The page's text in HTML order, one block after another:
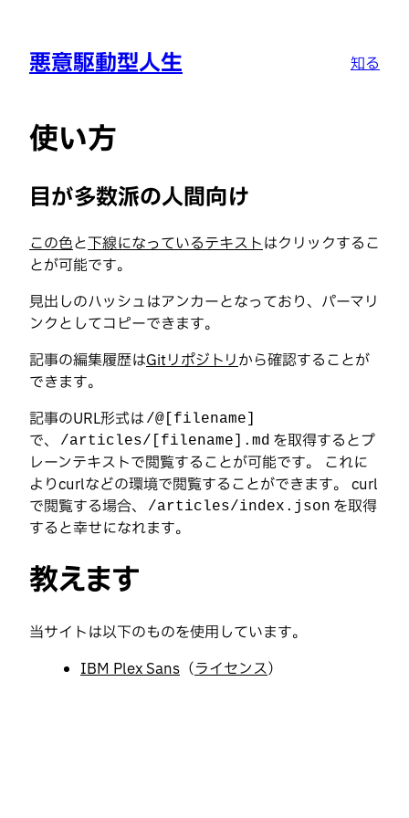
悪意駆動型人生 知る
使い方
目が多数派の人間向け
この色と下線になっているテキストはクリックするこ
とが可能です。
見出しのハッシュはアンカーとなっており、パーマリ
ンクとしてコピーできます。
記事の編集履歴はGitリポジトリから確認することが
できます。
記事のURL形式は /@[filename]
で、 /articles/[filename].md を取得するとプ
レーンテキストで閲覧することが可能です。 これに
よりcurlなどの環境で閲覧することができます。 curl
で閲覧する場合、
/articles/index.json を取得
すると幸せになれます。
教えます
当サイトは以下のものを使用しています。
IBM Plex Sans （ライセンス）